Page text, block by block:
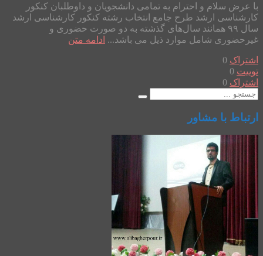
با عرض سلام و احترام به تمامی دانشجویان و داوطلبان کنکور
کارشناسی ارشد طرح جامع انتخاب رشته کنکور کارشناسی ارشد
سال ۹۹ همانند سال‌های گذشته به دو صورت حضوری و
غیرحضوری شامل موارد ذیل می باشد... ادامه متن
اشتراک 0
توییت 0
اشتراک 0
ارتباط با مشاور